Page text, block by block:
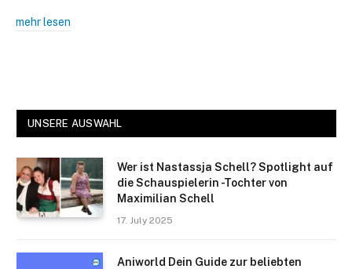
mehr lesen
UNSERE AUSWAHL
Wer ist Nastassja Schell? Spotlight auf
die Schauspielerin -Tochter von
Maximilian Schell
17. July 2025
Aniworld Dein Guide zur beliebten